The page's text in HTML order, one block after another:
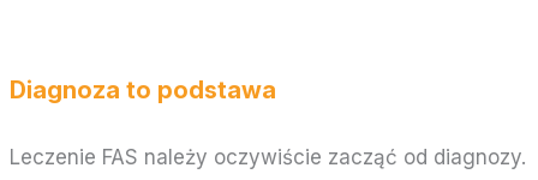
Diagnoza to podstawa
Leczenie FAS należy oczywiście zacząć od diagnozy.